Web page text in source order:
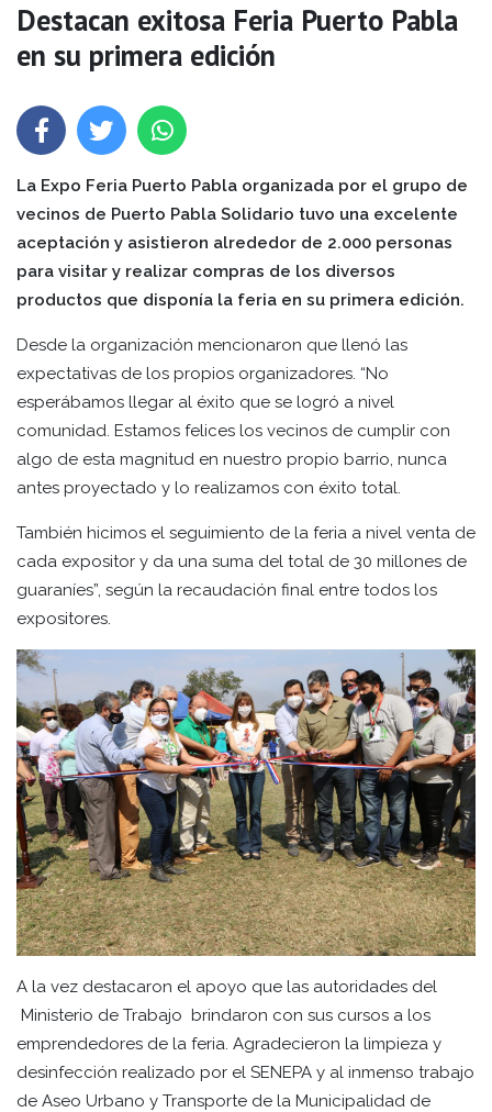
Destacan exitosa Feria Puerto Pabla
en su primera edición
La Expo Feria Puerto Pabla organizada por el grupo de
vecinos de Puerto Pabla Solidario tuvo una excelente
aceptación y asistieron alrededor de 2.000 personas
para visitar y realizar compras de los diversos
productos que disponía la feria en su primera edición.
Desde la organización mencionaron que llenó las
expectativas de los propios organizadores. “No
esperábamos llegar al éxito que se logró a nivel
comunidad. Estamos felices los vecinos de cumplir con
algo de esta magnitud en nuestro propio barrio, nunca
antes proyectado y lo realizamos con éxito total.
También hicimos el seguimiento de la feria a nivel venta de
cada expositor y da una suma del total de 30 millones de
guaraníes”, según la recaudación final entre todos los
expositores.
A la vez destacaron el apoyo que las autoridades del
Ministerio de Trabajo brindaron con sus cursos a los
emprendedores de la feria. Agradecieron la limpieza y
desinfección realizado por el SENEPA y al inmenso trabajo
de Aseo Urbano y Transporte de la Municipalidad de